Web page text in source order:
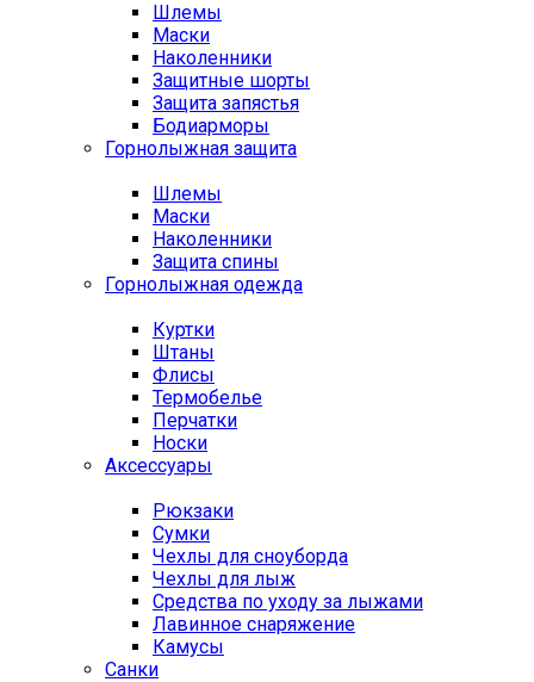
Шлемы
Маски
Наколенники
Защитные шорты
Защита запястья
Бодиарморы
Горнолыжная защита
Шлемы
Маски
Наколенники
Защита спины
Горнолыжная одежда
Куртки
Штаны
Флисы
Термобелье
Перчатки
Носки
Аксессуары
Рюкзаки
Сумки
Чехлы для сноуборда
Чехлы для лыж
Средства по уходу за лыжами
Лавинное снаряжение
Камусы
Санки